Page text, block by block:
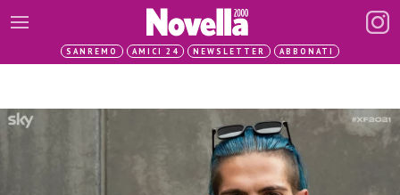
SANREMO AMICI 24 NEWSLETTER ABBONATI